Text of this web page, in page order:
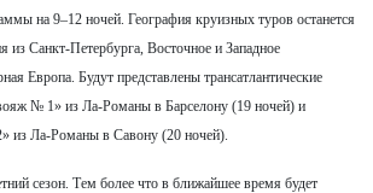
на 9–12 ночей. География круизных туров останется
из Санкт-Петербурга, Восточное и Западное
Европа. Будут представлены трансатлантические
№ 1» из Ла-Романы в Барселону (19 ночей) и
из Ла-Романы в Савону (20 ночей).
сезон. Тем более что в ближайшее время будет